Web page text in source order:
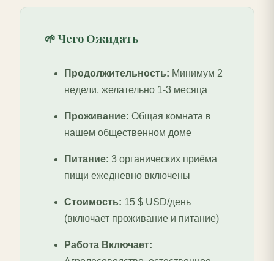
🌱 Чего Ожидать
Продолжительность: Минимум 2
недели, желательно 1-3 месяца
Проживание: Общая комната в
нашем общественном доме
Питание: 3 органических приёма
пищи ежедневно включены
Стоимость: 15 $ USD/день
(включает проживание и питание)
Работа Включает: